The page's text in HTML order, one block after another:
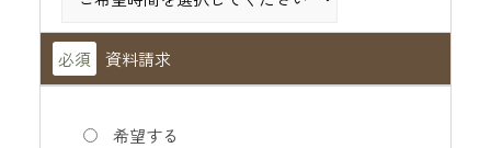
必須 資料請求
希望する